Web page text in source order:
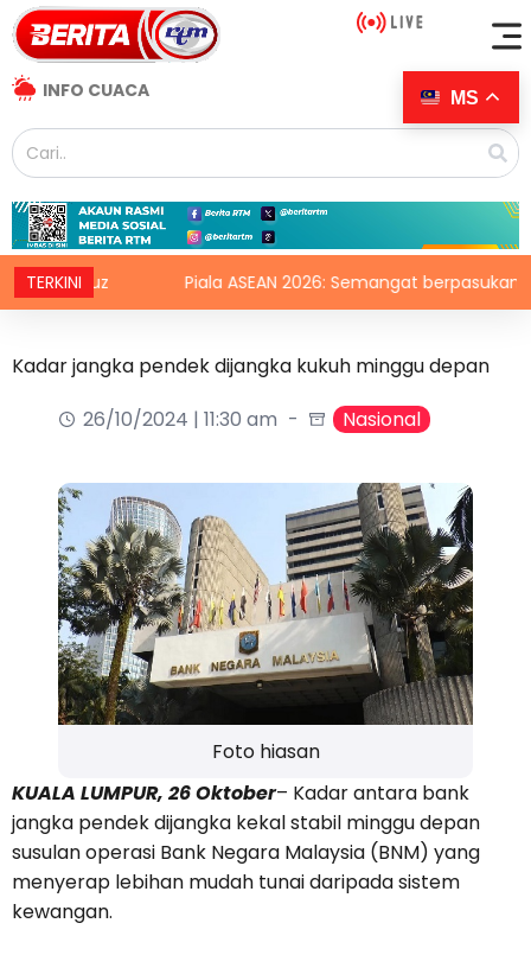
INFO CUACA
TERKINI Piala ASEAN 2026: Semangat berpasukan kunci
Kadar jangka pendek dijangka kukuh minggu depan
26/10/2024 | 11:30 am
Nasional
Foto hiasan
KUALA LUMPUR, 26 Oktober– Kadar antara bank
jangka pendek dijangka kekal stabil minggu depan
susulan operasi Bank Negara Malaysia (BNM) yang
menyerap lebihan mudah tunai daripada sistem
kewangan.
MS